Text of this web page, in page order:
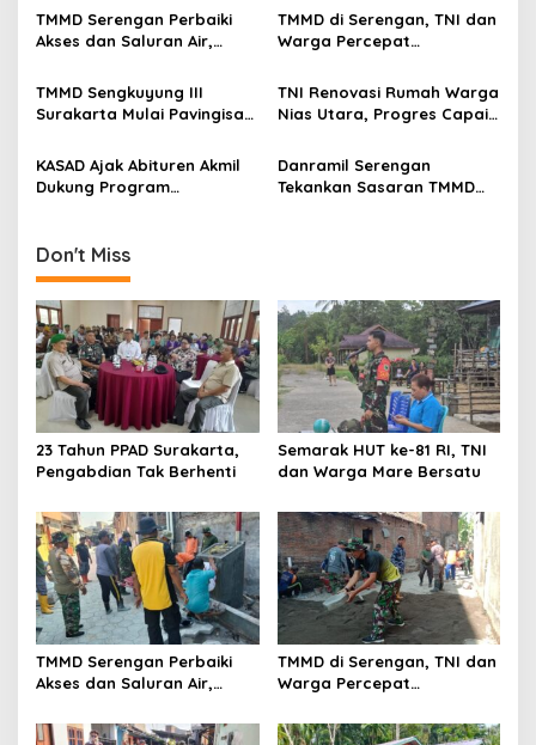
g
a
t
i
o
n
TMMD Serengan Perbaiki
Akses dan Saluran Air,
TMMD di Serengan, TNI dan
Warga Percepat
TMMD Sengkuyung III
Surakarta Mulai Pavingisasi
TNI Renovasi Rumah Warga
Nias Utara, Progres Capai
KASAD Ajak Abituren Akmil
Dukung Program
Danramil Serengan
Tekankan Sasaran TMMD
Don't Miss
23 Tahun PPAD Surakarta,
Pengabdian Tak Berhenti
Semarak HUT ke-81 RI, TNI
dan Warga Mare Bersatu
TMMD Serengan Perbaiki
Akses dan Saluran Air,
TMMD di Serengan, TNI dan
Warga Percepat